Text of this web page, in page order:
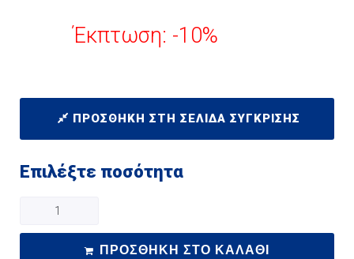
Έκπτωση: -10%
ΠΡΟΣΘΉΚΗ ΣΤΗ ΣΕΛΊΔΑ ΣΎΓΚΡΙΣΗΣ
Επιλέξτε ποσότητα
ΠΡΟΣΘΉΚΗ ΣΤΟ ΚΑΛΆΘΙ